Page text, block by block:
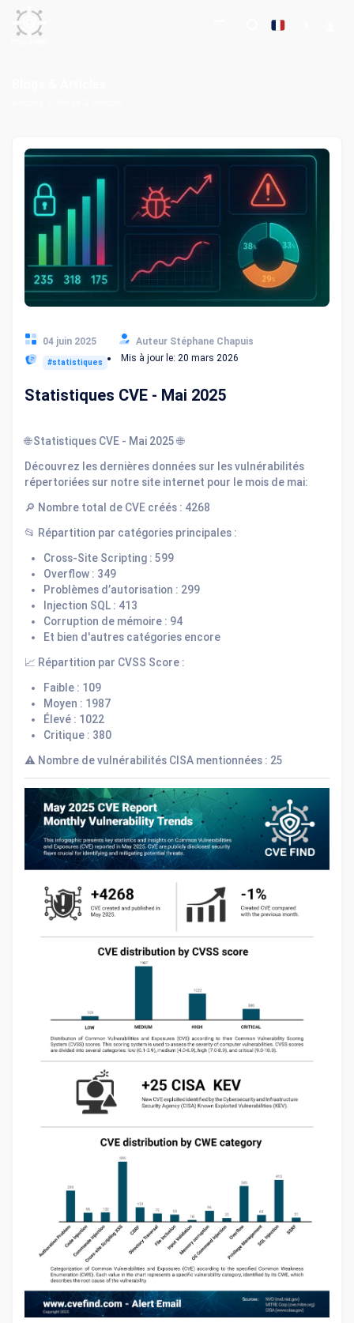
04 juin 2025 Auteur Stéphane Chapuis
#statistiques Mis à jour le: 20 mars 2026
Statistiques CVE - Mai 2025
🌐 Statistiques CVE - Mai 2025 🌐
Découvrez les dernières données sur les vulnérabilités
répertoriées sur notre site internet pour le mois de mai:
🔎 Nombre total de CVE créés : 4268
📂 Répartition par catégories principales :
Cross-Site Scripting : 599
Overflow : 349
Problèmes d’autorisation : 299
Injection SQL : 413
Corruption de mémoire : 94
Et bien d'autres catégories encore
📈 Répartition par CVSS Score :
Faible : 109
Moyen : 1987
Élevé : 1022
Critique : 380
⚠️ Nombre de vulnérabilités CISA mentionnées : 25